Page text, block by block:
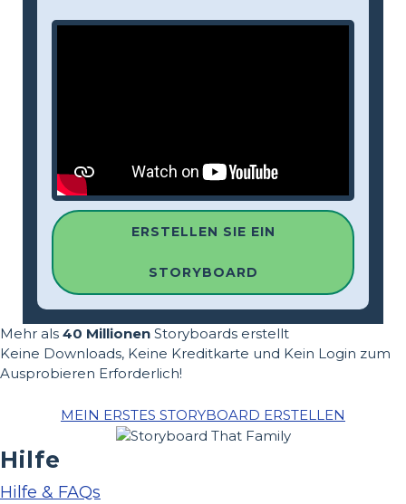
ERSTELLEN SIE EIN
STORYBOARD
Mehr als 40 Millionen Storyboards erstellt
Keine Downloads, Keine Kreditkarte und Kein Login zum
Ausprobieren Erforderlich!
MEIN ERSTES STORYBOARD ERSTELLEN
Hilfe
Hilfe & FAQs